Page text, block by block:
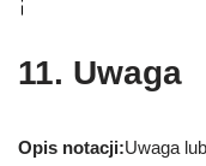
11. Uwaga
Opis notacji:Uwaga